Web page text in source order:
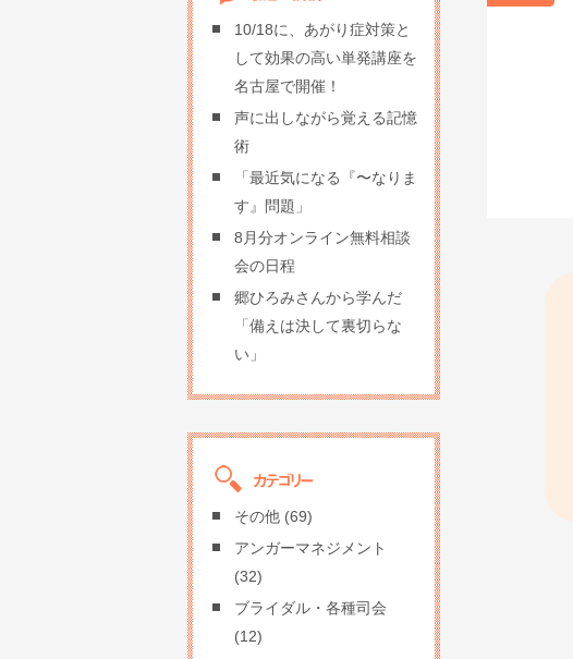
10/18に、あがり症対策と
して効果の高い単発講座を
名古屋で開催！
声に出しながら覚える記憶
術
「最近気になる『〜なりま
す』問題」
8月分オンライン無料相談
会の日程
郷ひろみさんから学んだ
「備えは決して裏切らな
い」
その他 (69)
アンガーマネジメント
(32)
ブライダル・各種司会
(12)